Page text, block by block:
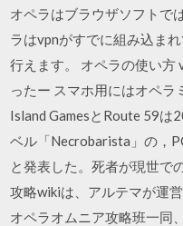
オペラはブラウザソフトで
ラはvpnがすでに組み込ま
行えます。 オペラの使い方
ったー スマホ用にはオペ
Island GamesとRoute 59
ベル「Necrobarista」の，
と発表した。死者が現世で
攻略wikiは、アルテマが運
オペラオムニア攻略班一同